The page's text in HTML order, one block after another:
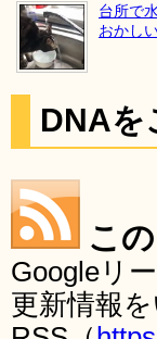
台所で
おかし
DNAを
こ
Googleリ
更新情報